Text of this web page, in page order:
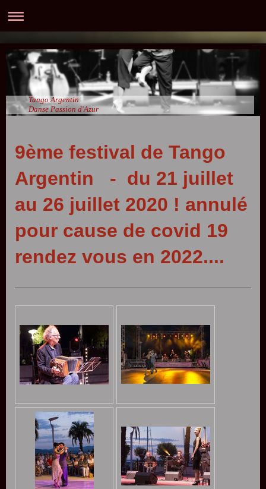
Tango Argentin
Danse Passion d'Azur
9ème festival de Tango
Argentin - du 21 juillet
au 26 juillet 2020 ! annulé
pour cause de covid 19
rendez vous en 2022....